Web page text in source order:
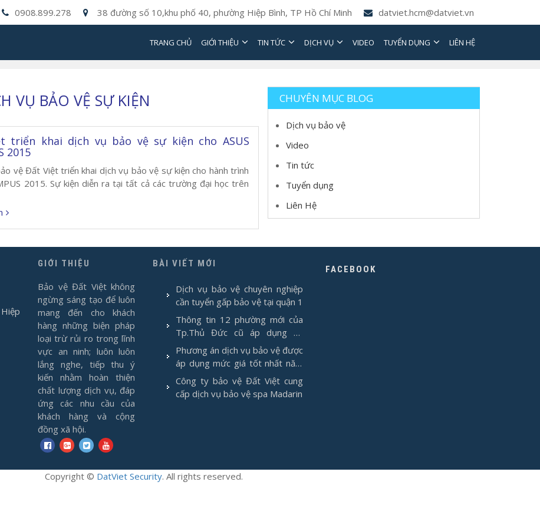
0908.899.278 38 đường số 10,khu phố 40, phường Hiệp Bình, TP Hồ Chí Minh datviet.hcm@datviet.vn
TRANG CHỦ GIỚI THIỆU TIN TỨC DỊCH VỤ VIDEO TUYỂN DỤNG LIÊN HỆ
VỤ BẢO VỆ SỰ KIỆN
triển khai dịch vụ bảo vệ sự kiện cho ASUS
2015
vệ Đất Việt triển khai dịch vụ bảo vệ sự kiện cho hành trình
2015. Sự kiện diễn ra tại tất cả các trường đại học trên
CHUYÊN MỤC BLOG
Dịch vụ bảo vệ
Video
Tin tức
Tuyển dụng
Liên Hệ
GIỚI THIỆU
Bảo vệ Đất Việt không
ngừng sáng tạo để luôn
mang đến cho khách
hàng những biện pháp
loại trừ rủi ro trong lĩnh
vực an ninh; luôn luôn
lắng nghe, tiếp thu ý
kiến nhằm hoàn thiện
chất lượng dịch vụ, đáp
ứng các nhu cầu của
khách hàng và cộng
đồng xã hội.
BÀI VIẾT MỚI
Dịch vụ bảo vệ chuyên nghiệp
cần tuyển gấp bảo vệ tại quận 1
Thông tin 12 phường mới của
Tp.Thủ Đức cũ áp dụng từ
1/7/2025
Phương án dịch vụ bảo vệ được
áp dụng mức giá tốt nhất năm
2026
Công ty bảo vệ Đất Việt cung
cấp dịch vụ bảo vệ spa Madarin
FACEBOOK
Copyright © DatViet Security. All rights reserved.